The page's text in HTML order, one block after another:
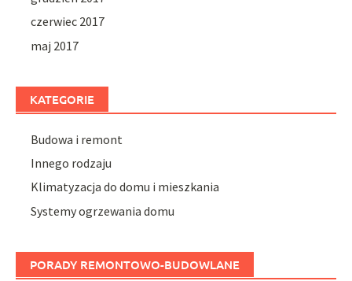
czerwiec 2017
maj 2017
KATEGORIE
Budowa i remont
Innego rodzaju
Klimatyzacja do domu i mieszkania
Systemy ogrzewania domu
PORADY REMONTOWO-BUDOWLANE